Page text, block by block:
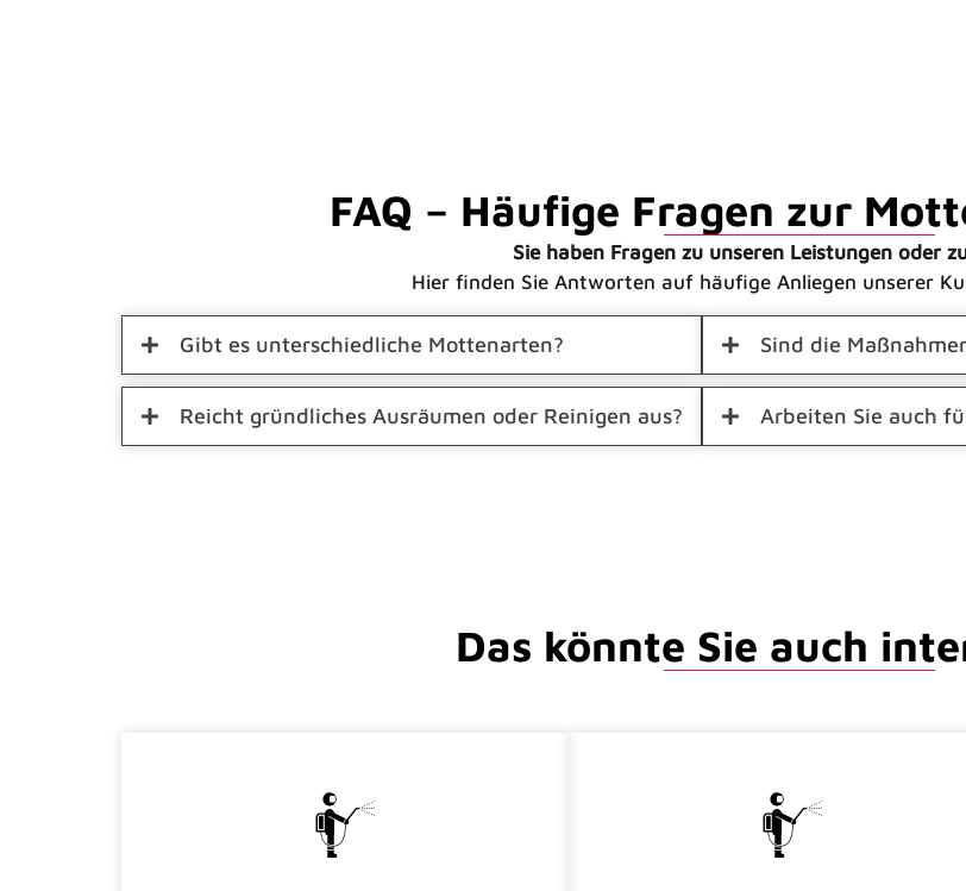
FAQ – Häufige Fragen zur
Sie haben Fragen zu unseren Leistungen oder
Hier finden Sie Antworten auf häufige Anliegen unserer
Gibt es unterschiedliche Mottenarten?
Reicht gründliches Ausräumen oder Reinigen aus?
Sind die
Arbeiten Sie auch
Das könnte Sie auch